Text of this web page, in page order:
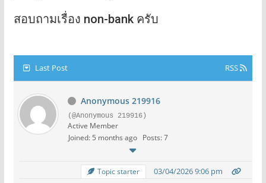
สอบถามเรื่อง non-bank ครับ
Last Post RSS
Anonymous 219916
(@Anonymous 219916)
Active Member
Joined: 5 months ago
Posts: 7
Topic starter 03/04/2026 9:06 pm